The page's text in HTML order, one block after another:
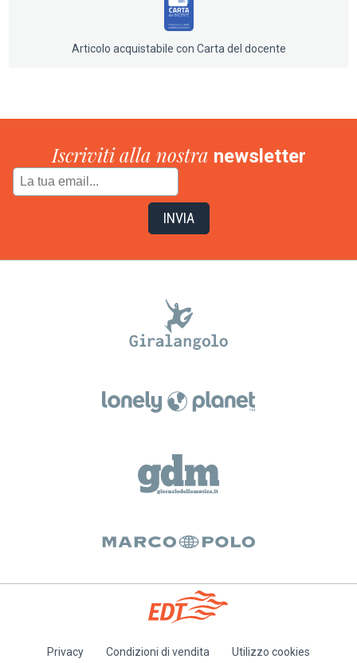
Articolo acquistabile con Carta del docente
Iscriviti alla nostra newsletter
Privacy Condizioni di vendita Utilizzo cookies